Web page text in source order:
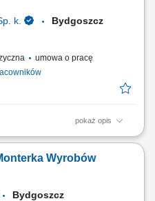
k. Bydgoszcz
umowa o pracę
pokaż opis
oraz zabudów do
z instrukcją; Weryfikacja
pomocnicze przy
Wyrobów
Bydgoszcz